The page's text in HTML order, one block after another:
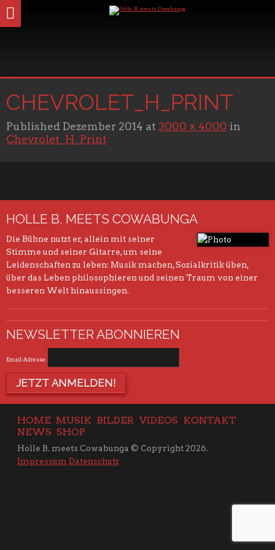
CHEVROLET_H_PRINT
Published Dezember 2014 at 3000 × 4000 in
Chevrolet_H_Print
HOLLE B. MEETS COWABUNGA
Die Bühne nutzt er, allein mit seiner
Stimme und seiner Gitarre, um seine
Leidenschaften zu leben: Musik machen, Sozialkritik üben,
über das Leben philosophieren und seinen Traum von einer
besseren Welt hinaussingen.
NEWSLETTER ABONNIEREN
Email-Adresse:
HOME MUSIK BILDER VIDEOS KONTAKT
NEWS SHOP
Holle B. meets Cowabunga © Copyright 2026.
Impressum Datenschutz